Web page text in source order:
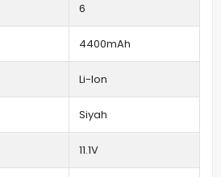
6
4400mAh
Li-Ion
Siyah
11.1V